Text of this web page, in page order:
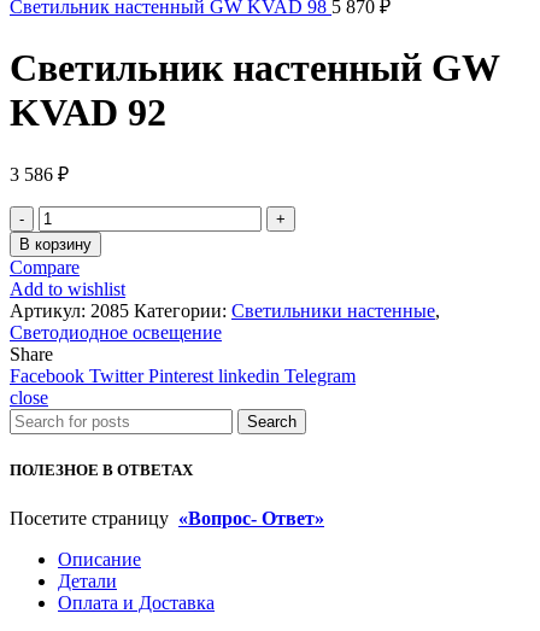
Светильник настенный GW KVAD 98 5 870 ₽
Светильник настенный GW
KVAD 92
3 586 ₽
Количество
товара
Светильник
настенный
GW
KVAD
92
В корзину
Compare
Add to wishlist
Артикул: 2085 Категории: Светильники настенные,
Светодиодное освещение
Share
Facebook Twitter Pinterest linkedin Telegram
close
Search
ПОЛЕЗНОЕ В ОТВЕТАХ
Посетите страницу «Вопрос- Ответ»
Описание
Детали
Оплата и Доставка